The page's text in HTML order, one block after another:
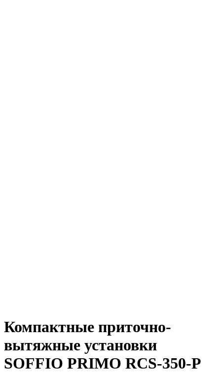
Компактные приточно-
вытяжные установки
SOFFIO PRIMO RCS-350-P